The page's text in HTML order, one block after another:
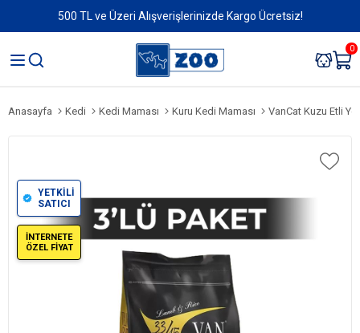
500 TL ve Üzeri Alışverişlerinizde Kargo Ücretsiz!
0
Anasayfa Kedi Kedi Maması Kuru Kedi Maması VanCat Kuzu Etli
YETKİLİ
SATICI
İNTERNETE
ÖZEL FİYAT